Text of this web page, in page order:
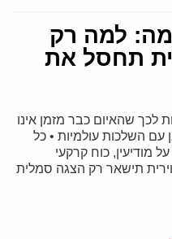
למה רק
תחסל את
לכך שהאיום כבר מזמן אינו
עם השלכות עולמיות • כל
מודיעין, כוח קרקעי
תישאר רק הצגה סמלית